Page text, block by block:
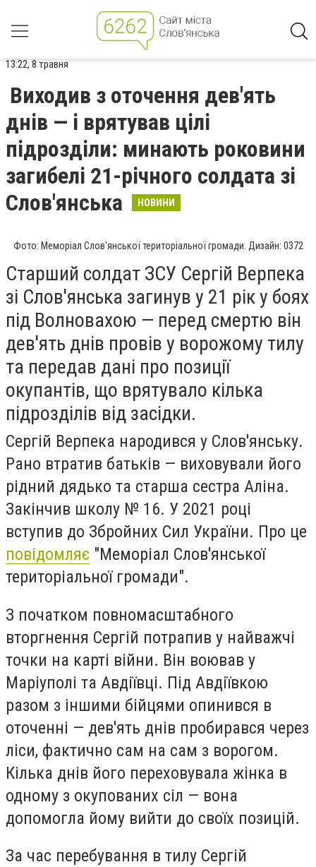
13:22, 8 травня
Виходив з оточення дев'ять
днів — і врятував цілі
підрозділи: минають роковини
загибелі 21-річного солдата зі
Слов'янська
НОВИНИ
Фото: Меморіал Слов'янської територіальної громади. Дизайн: 0372
Старший солдат ЗСУ Сергій Верпека
зі Слов'янська загинув у 21 рік у боях
під Волновахою — перед смертю він
дев'ять днів провів у ворожому тилу
та передав дані про позиції
окупантів, що врятувало кілька
підрозділів від засідки.
Сергій Верпека народився у Слов'янську.
Рано втратив батьків — виховували його
рідний дядько та старша сестра Аліна.
Закінчив школу № 16. У 2021 році
вступив до Збройних Сил України. Про це
повідомляє "Меморіал Слов'янської
територіальної громади".
З початком повномасштабного
вторгнення Сергій потрапив у найважчі
точки на карті війни. Він воював у
Маріуполі та Авдіївці. Під Авдіївкою
разом з іншими бійцями опинився в
оточенні — дев'ять днів пробирався через
ліси, фактично сам на сам з ворогом.
Кілька днів його переховувала жінка в
одному з окупованих сіл — вона
допомогла йому вийти до своїх позицій.
За час перебування в тилу Сергій